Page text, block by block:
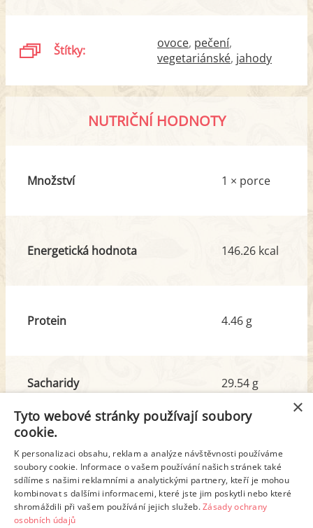
Štítky: ovoce pečení
vegetariánské jahody
NUTRIČNÍ HODNOTY
Množství 1 × porce
Energetická hodnota 146.26 kcal
Protein 4.46 g
Sacharidy
z toho cukr
29.54 g
7.32 g
Tuk
z toho nas. mastné kyseliny
1.25 g
0.52 g
Detailní rozpis
×
Tyto webové stránky používají soubory
cookie.
K personalizaci obsahu, reklam a analýze návštěvnosti používáme
soubory cookie. Informace o vašem používání našich stránek také
sdílíme s našimi reklamními a analytickými partnery, kteří je mohou
kombinovat s dalšími informacemi, které jste jim poskytli nebo které
shromáždili při vašem používání jejich služeb.Zásady ochrany
osobních údajů